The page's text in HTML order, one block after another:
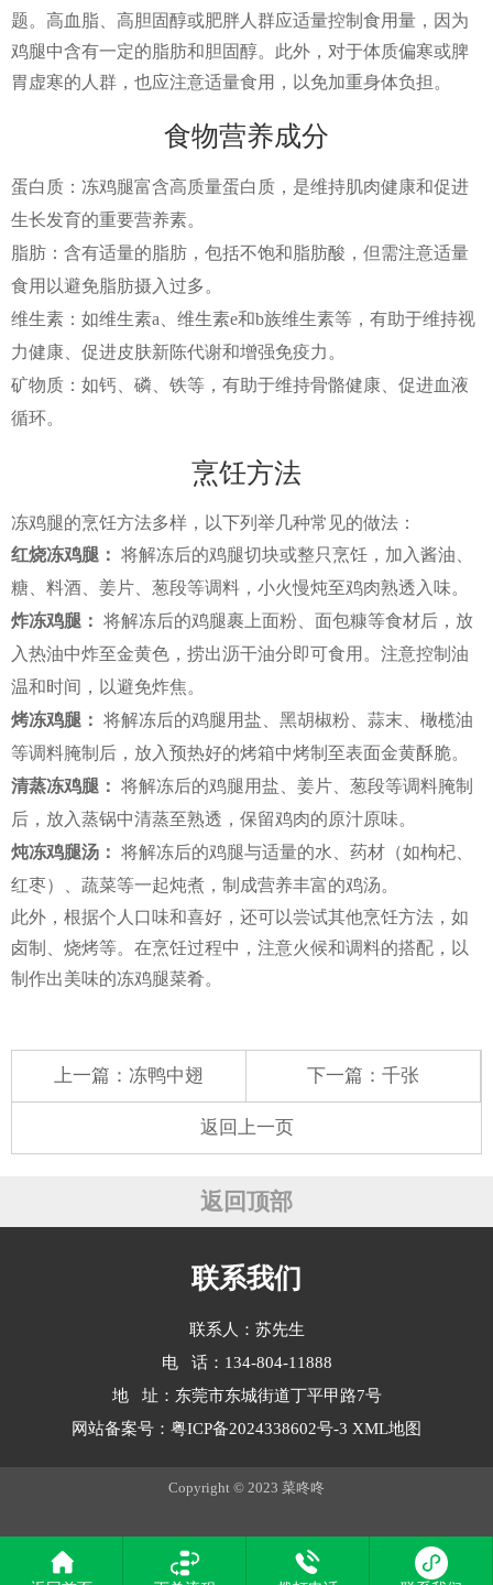
题。高血脂、高胆固醇或肥胖人群应适量控制食用量，因为
鸡腿中含有一定的脂肪和胆固醇。此外，对于体质偏寒或脾
胃虚寒的人群，也应注意适量食用，以免加重身体负担。
食物营养成分
蛋白质：冻鸡腿富含高质量蛋白质，是维持肌肉健康和促进
生长发育的重要营养素。
脂肪：含有适量的脂肪，包括不饱和脂肪酸，但需注意适量
食用以避免脂肪摄入过多。
维生素：如维生素a、维生素e和b族维生素等，有助于维持视
力健康、促进皮肤新陈代谢和增强免疫力。
矿物质：如钙、磷、铁等，有助于维持骨骼健康、促进血液
循环。
烹饪方法
冻鸡腿的烹饪方法多样，以下列举几种常见的做法：
红烧冻鸡腿： 将解冻后的鸡腿切块或整只烹饪，加入酱油、
糖、料酒、姜片、葱段等调料，小火慢炖至鸡肉熟透入味。
炸冻鸡腿： 将解冻后的鸡腿裹上面粉、面包糠等食材后，放
入热油中炸至金黄色，捞出沥干油分即可食用。注意控制油
温和时间，以避免炸焦。
烤冻鸡腿： 将解冻后的鸡腿用盐、黑胡椒粉、蒜末、橄榄油
等调料腌制后，放入预热好的烤箱中烤制至表面金黄酥脆。
清蒸冻鸡腿： 将解冻后的鸡腿用盐、姜片、葱段等调料腌制
后，放入蒸锅中清蒸至熟透，保留鸡肉的原汁原味。
炖冻鸡腿汤： 将解冻后的鸡腿与适量的水、药材（如枸杞、
红枣）、蔬菜等一起炖煮，制成营养丰富的鸡汤。
此外，根据个人口味和喜好，还可以尝试其他烹饪方法，如
卤制、烧烤等。在烹饪过程中，注意火候和调料的搭配，以
制作出美味的冻鸡腿菜肴。
上一篇： 冻鸭中翅 下一篇： 千张
返回上一页
返回顶部
联系我们
联系人：苏先生
电 话：134-804-11888
地 址：东莞市东城街道丁平甲路7号
网站备案号： 粤ICP备2024338602号-3 XML地图
Copyright © 2023 菜咚咚